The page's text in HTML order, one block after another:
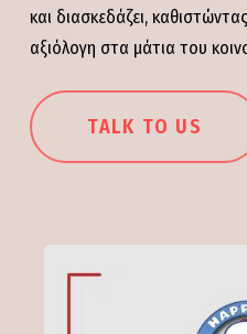
και διασκεδάζει,
αξιόλογη στα μάτια του
TALK TO US